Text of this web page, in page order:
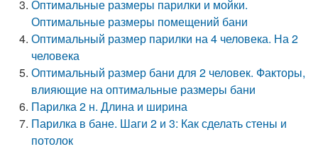
Оптимальные размеры парилки и мойки.
Оптимальные размеры помещений бани
Оптимальный размер парилки на 4 человека. На 2
человека
Оптимальный размер бани для 2 человек. Факторы,
влияющие на оптимальные размеры бани
Парилка 2 н. Длина и ширина
Парилка в бане. Шаги 2 и 3: Как сделать стены и
потолок